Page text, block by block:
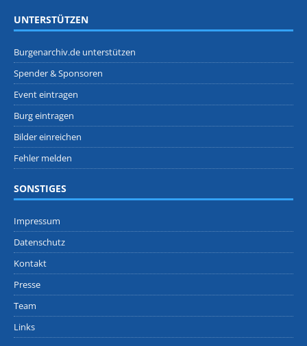
UNTERSTÜTZEN
Burgenarchiv.de unterstützen
Spender & Sponsoren
Event eintragen
Burg eintragen
Bilder einreichen
Fehler melden
SONSTIGES
Impressum
Datenschutz
Kontakt
Presse
Team
Links